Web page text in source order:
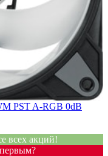
PST A-RGB 0dB
всех акций!